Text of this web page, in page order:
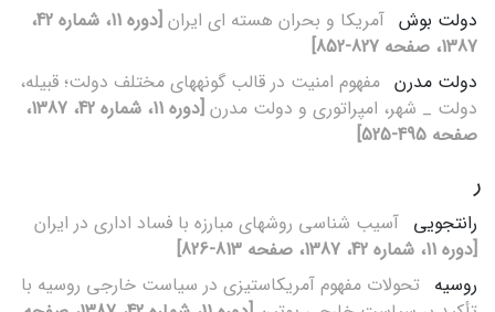
دولت بوش آمریکا و بحران هسته‏ ای ایران
[دوره 11، شماره 42،
1387، صفحه 827-852]
دولت مدرن مفهوم امنیت در قالب گونه‏های مختلف دولت؛ قبیله،
دولت _ شهر، امپراتوری و دولت مدرن
[دوره 11، شماره 42، 1387،
صفحه 495-525]
ر
رانت‏جویی آسیب‏ شناسی روش‏های مبارزه با فساد اداری در ایران
[دوره 11، شماره 42، 1387، صفحه 813-826]
روسیه تحولات مفهوم آمریکاستیزی در سیاست خارجی روسیه با